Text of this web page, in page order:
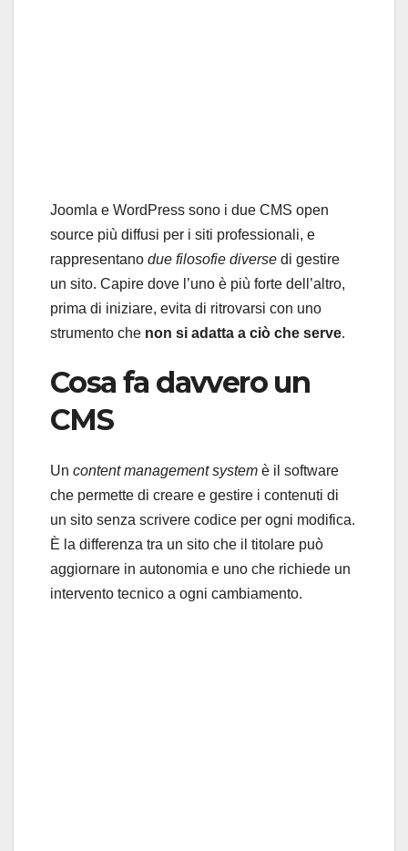
Joomla e WordPress sono i due CMS open
source più diffusi per i siti professionali, e
rappresentano due filosofie diverse di gestire
un sito. Capire dove l’uno è più forte dell’altro,
prima di iniziare, evita di ritrovarsi con uno
strumento che non si adatta a ciò che serve.
Cosa fa davvero un
CMS
Un content management system è il software
che permette di creare e gestire i contenuti di
un sito senza scrivere codice per ogni modifica.
È la differenza tra un sito che il titolare può
aggiornare in autonomia e uno che richiede un
intervento tecnico a ogni cambiamento.